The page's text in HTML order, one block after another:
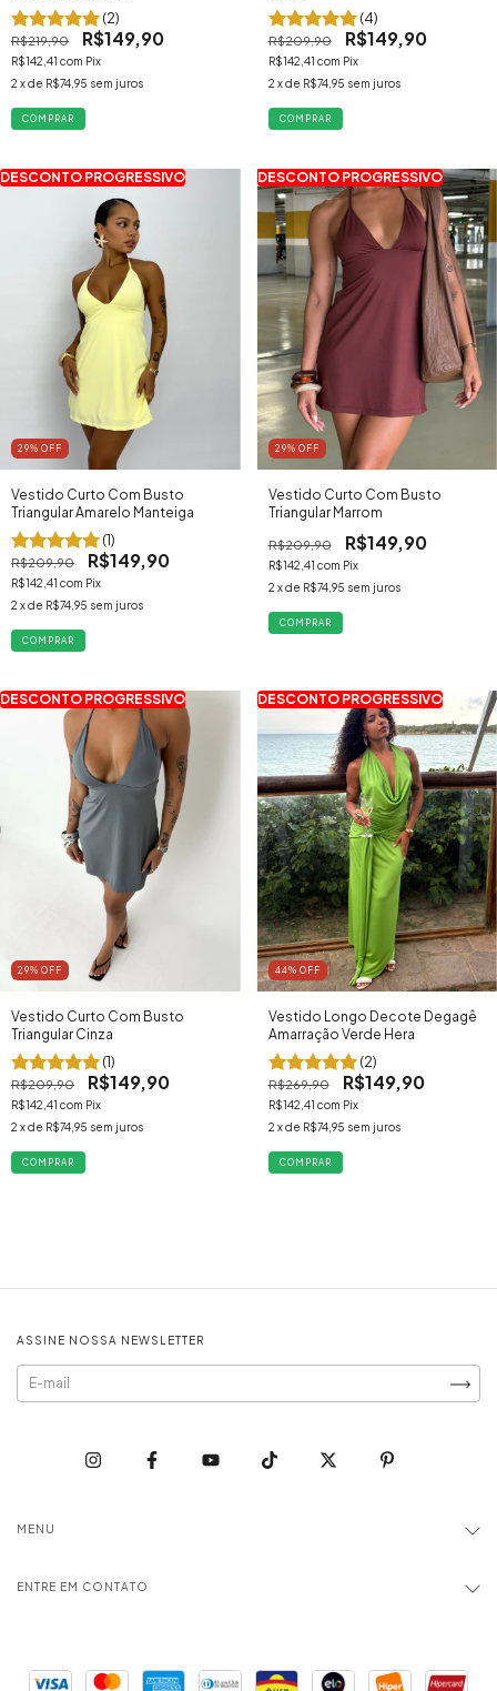
(2)
R$219,90 R$149,90
R$142,41 com Pix
2 x de R$74,95 sem juros
COMPRAR
(4)
R$209,90 R$149,90
R$142,41 com Pix
2 x de R$74,95 sem juros
COMPRAR
DESCONTO PROGRESSIVO
29% OFF
Vestido Curto Com Busto
Triangular Amarelo Manteiga
(1)
R$209,90 R$149,90
R$142,41 com Pix
2 x de R$74,95 sem juros
COMPRAR
DESCONTO PROGRESSIVO
29% OFF
Vestido Curto Com Busto
Triangular Marrom
R$209,90 R$149,90
R$142,41 com Pix
2 x de R$74,95 sem juros
COMPRAR
DESCONTO PROGRESSIVO
29% OFF
Vestido Curto Com Busto
Triangular Cinza
(1)
R$209,90 R$149,90
R$142,41 com Pix
2 x de R$74,95 sem juros
COMPRAR
DESCONTO PROGRESSIVO
44% OFF
Vestido Longo Decote Degagê
Amarração Verde Hera
(2)
R$269,90 R$149,90
R$142,41 com Pix
2 x de R$74,95 sem juros
COMPRAR
ASSINE NOSSA NEWSLETTER
MENU
ENTRE EM CONTATO